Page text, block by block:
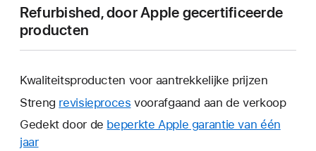
Refurbished, door Apple gecertificeerde
producten
Kwaliteitsproducten voor aantrekkelijke prijzen
Streng revisieproces voorafgaand aan de verkoop
Gedekt door de beperkte Apple garantie van één
jaarHierdoor